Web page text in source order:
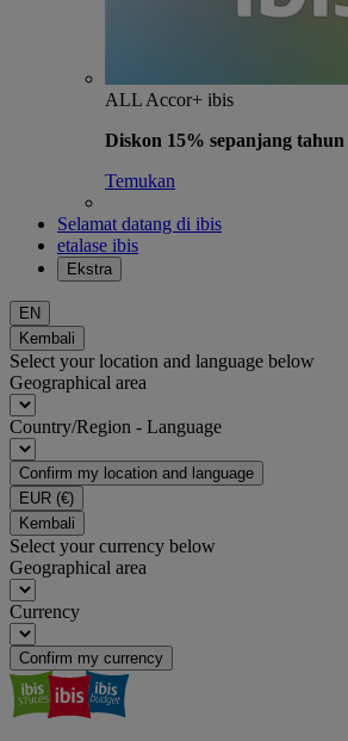
ALL Accor+ ibis
Diskon 15% sepanjang tahun
Temukan
Selamat datang di ibis
etalase ibis
Ekstra
EN
Kembali
Select your location and language below
Geographical area
Country/Region - Language
Confirm my location and language
EUR (€)
Kembali
Select your currency below
Geographical area
Currency
Confirm my currency